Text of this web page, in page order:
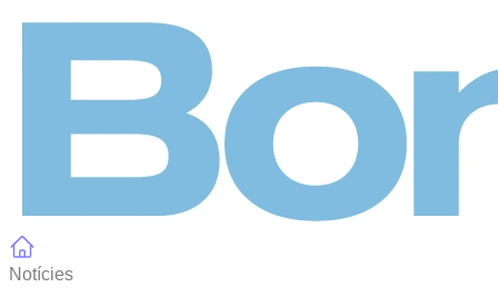
Notícies